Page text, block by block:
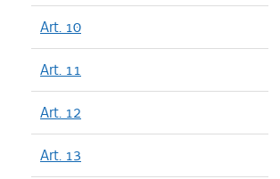
Art. 10
Art. 11
Art. 12
Art. 13